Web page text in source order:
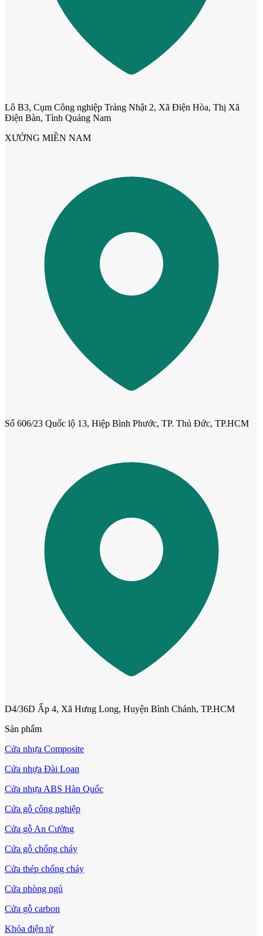
Cửa Nhựa Giả Gỗ
Cửa Nhựa Giá Rẻ
Cửa Nhựa Lõi Thép Upvc
Lô B3, Cụm Công nghiệp Trảng Nhật 2, Xã Điện Hòa, Thị Xã
Điện Bàn, Tỉnh Quảng Nam
XƯỞNG MIỀN NAM
Số 606/23 Quốc lộ 13, Hiệp Bình Phước, TP. Thủ Đức, TP.HCM
D4/36D Ấp 4, Xã Hưng Long, Huyện Bình Chánh, TP.HCM
Sản phẩm
Cửa nhựa Composite
Cửa nhựa Đài Loan
Cửa nhựa ABS Hàn Quốc
Cửa gỗ công nghiệp
Cửa gỗ An Cường
Cửa gỗ chống cháy
Cửa thép chống cháy
Cửa phòng ngủ
Cửa gỗ carbon
Khóa điện tử